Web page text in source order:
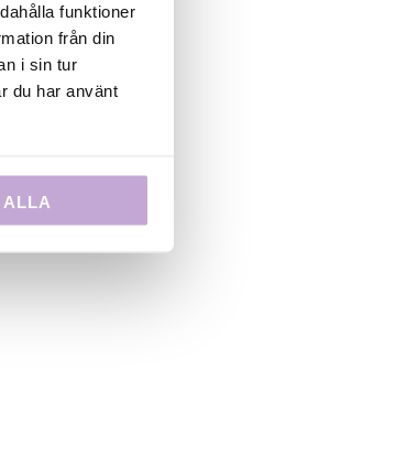
funktioner
från din
i sin tur
du har använt